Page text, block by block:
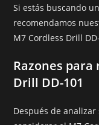
Si estás buscando
recomendamos
M7 Cordless Drill
Razones para
Drill DD-101
Después de